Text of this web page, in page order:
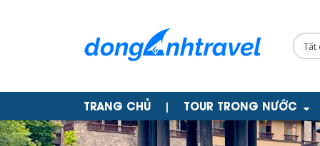
TRANG CHỦ | TOUR TRONG NƯỚC